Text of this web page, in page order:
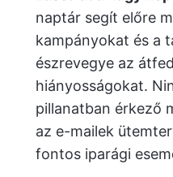
naptár segít előre
kampányokat és a
észrevegye az
hiányosságokat.
pillanatban érkező
az e-mailek
fontos iparági